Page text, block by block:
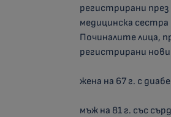
регистрирани
медицинска
Починалите лица,
регистрирани нови
жена на 67 г. с
мъж на 81 г. със